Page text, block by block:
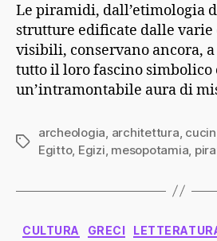
Le piramidi, dall’etimologia
strutture edificate dalle
visibili, conservano ancora,
tutto il loro fascino simbolico
un’intramontabile aura di
Tag
archeologia architettura
Egitto, Egizi mesopotamia
CULTURA GRECI